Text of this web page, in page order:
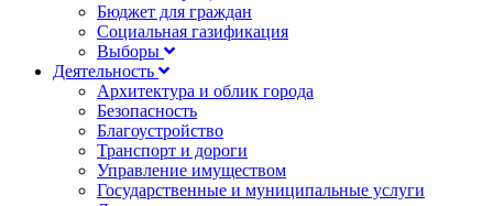
Бюджет для граждан
Социальная газификация
Выборы
Деятельность
Архитектура и облик города
Безопасность
Благоустройство
Транспорт и дороги
Управление имуществом
Государственные и муниципальные услуги